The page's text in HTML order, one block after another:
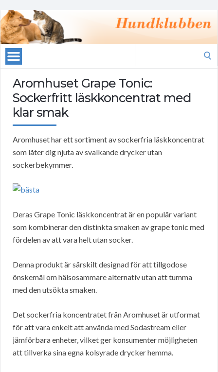
Aromhuset Grape Tonic:
Sockerfritt läskkoncentrat med
klar smak
Aromhuset har ett sortiment av sockerfria läskkoncentrat
som låter dig njuta av svalkande drycker utan
sockerbekymmer.
Deras Grape Tonic läskkoncentrat är en populär variant
som kombinerar den distinkta smaken av grape tonic med
fördelen av att vara helt utan socker.
Denna produkt är särskilt designad för att tillgodose
önskemål om hälsosammare alternativ utan att tumma
med den utsökta smaken.
Det sockerfria koncentratet från Aromhuset är utformat
för att vara enkelt att använda med Sodastream eller
jämförbara enheter, vilket ger konsumenter möjligheten
att tillverka sina egna kolsyrade drycker hemma.